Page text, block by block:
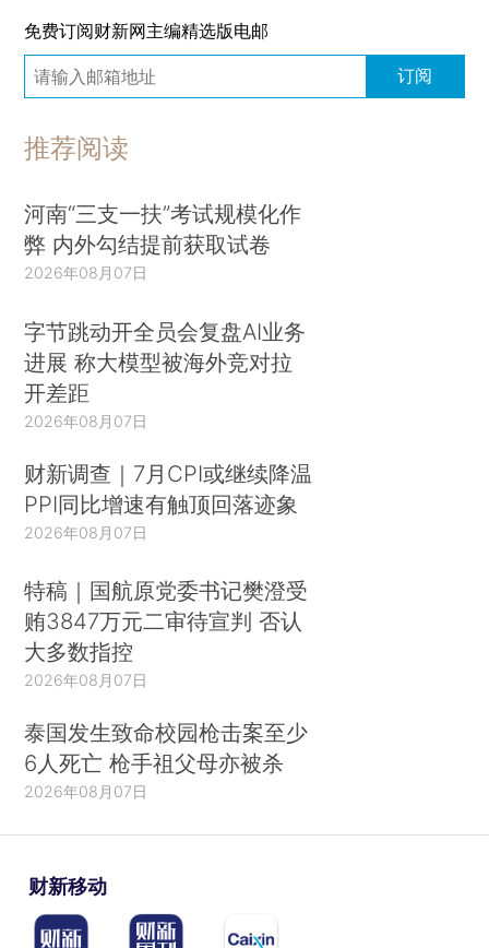
免费订阅财新网主编精选版电邮
订阅
推荐阅读
河南“三支一扶”考试规模化作
弊 内外勾结提前获取试卷
2026年08月07日
字节跳动开全员会复盘AI业务
进展 称大模型被海外竞对拉
开差距
2026年08月07日
财新调查｜7月CPI或继续降温
PPI同比增速有触顶回落迹象
2026年08月07日
特稿｜国航原党委书记樊澄受
贿3847万元二审待宣判 否认
大多数指控
2026年08月07日
泰国发生致命校园枪击案至少
6人死亡 枪手祖父母亦被杀
2026年08月07日
财新移动